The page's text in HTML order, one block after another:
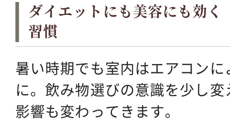
ダイエットにも美容にも効く
習慣
暑い時期でも室内はエアコン
に。飲み物選びの意識を少し
影響も変わってきます。